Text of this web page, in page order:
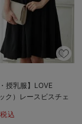
授乳服】LOVE
ク）レースビスチェ
産後も長く使える】
税込